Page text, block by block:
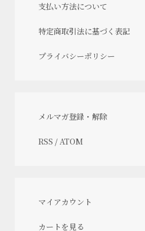
支払い方法について
特定商取引法に基づく表記
プライバシーポリシー
メルマガ登録・解除
RSS /ATOM
マイアカウント
カートを見る